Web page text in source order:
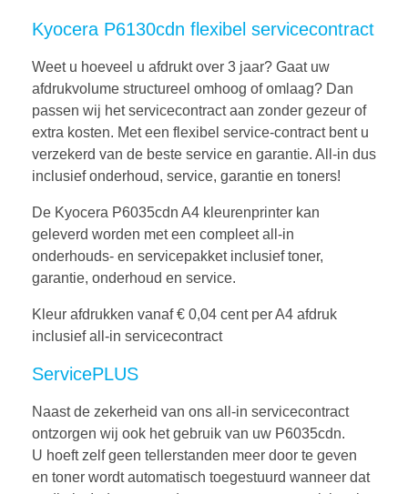
Kyocera P6130cdn flexibel servicecontract
Weet u hoeveel u afdrukt over 3 jaar? Gaat uw
afdrukvolume structureel omhoog of omlaag? Dan
passen wij het servicecontract aan zonder gezeur of
extra kosten. Met een flexibel service-contract bent u
verzekerd van de beste service en garantie. All-in dus
inclusief onderhoud, service, garantie en toners!
De Kyocera P6035cdn A4 kleurenprinter kan
geleverd worden met een compleet all-in
onderhouds- en servicepakket inclusief toner,
garantie, onderhoud en service.
Kleur afdrukken vanaf € 0,04 cent per A4 afdruk
inclusief all-in servicecontract
ServicePLUS
Naast de zekerheid van ons all-in servicecontract
ontzorgen wij ook het gebruik van uw P6035cdn.
U hoeft zelf geen tellerstanden meer door te geven
en toner wordt automatisch toegestuurd wanneer dat